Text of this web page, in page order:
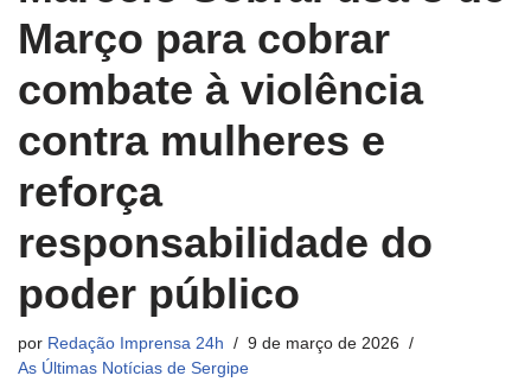
Março para cobrar
combate à violência
contra mulheres e
reforça
responsabilidade do
poder público
por Redação Imprensa 24h
9 de março de 2026
As Últimas Notícias de Sergipe